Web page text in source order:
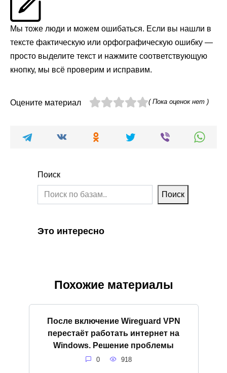
Мы тоже люди и можем ошибаться. Если вы нашли в
тексте фактическую или орфографическую ошибку —
просто выделите текст и нажмите соответствующую
кнопку, мы всё проверим и исправим.
Оцените материал ( Пока оценок нет )
Поиск
Поиск
Это интересно
Похожие материалы
После включение Wireguard VPN
перестаёт работать интернет на
Windows. Решение проблемы
0 918